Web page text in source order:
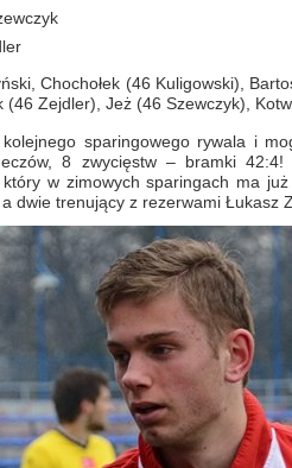
Chochołek (46 Kuligowski),
(46 Zejdler), Jeż (46 Szewczyk),
kolejnego sparingowego rywala i
8 zwycięstw – bramki
w zimowych sparingach ma
dwie trenujący z rezerwami Łukasz